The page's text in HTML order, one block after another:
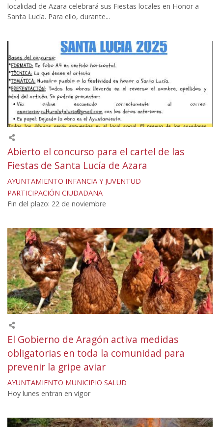
localidad de Azara celebrará sus Fiestas locales en Honor a
Santa Lucía. Para ello, durante...
Abierto el concurso para el cartel de las
Fiestas de Santa Lucía de Azara
AYUNTAMIENTO INFANCIA Y JUVENTUD
PARTICIPACIÓN CIUDADANA
Fin del plazo: 22 de noviembre
El Gobierno de Aragón activa medidas
obligatorias en toda la comunidad para
prevenir la gripe aviar
AYUNTAMIENTO MUNICIPIO SALUD
Hoy lunes entran en vigor